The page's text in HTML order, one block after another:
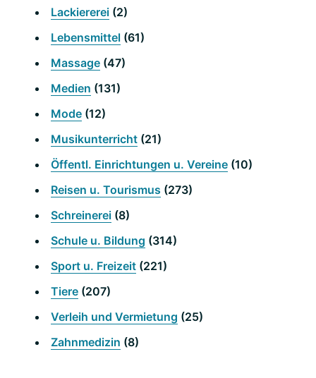
Lackiererei (2)
Lebensmittel (61)
Massage (47)
Medien (131)
Mode (12)
Musikunterricht (21)
Öffentl. Einrichtungen u. Vereine (10)
Reisen u. Tourismus (273)
Schreinerei (8)
Schule u. Bildung (314)
Sport u. Freizeit (221)
Tiere (207)
Verleih und Vermietung (25)
Zahnmedizin (8)